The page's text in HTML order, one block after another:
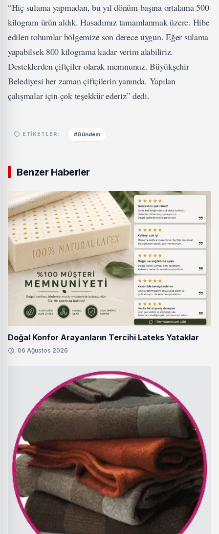
“Hiç sulama yapmadan, bu yıl dönüm başına ortalama 500
kilogram ürün aldık. Hasadımız tamamlanmak üzere. Hibe
edilen tohumlar bölgemize son derece uygun. Eğer sulama
yapabilsek 800 kilograma kadar verim alabiliriz.
Desteklerden çiftçiler olarak memnunuz. Büyükşehir
Belediyesi her zaman çiftçilerin yanında. Yapılan
çalışmalar için çok teşekkür ederiz” dedi.
ETIKETLER: #Gündem
Benzer Haberler
Doğal Konfor Arayanların Tercihi Lateks Yataklar
06 Ağustos 2026